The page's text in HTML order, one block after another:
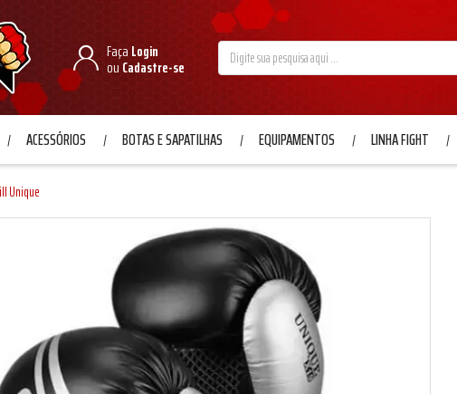
Faça Login
ou Cadastre-se
ACESSÓRIOS BOTAS E SAPATILHAS EQUIPAMENTOS LINHA FIGHT
Unique